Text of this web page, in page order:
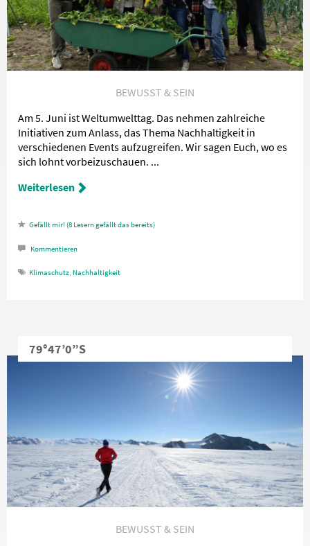
BEWUSST & SEIN
Am 5. Juni ist Weltumwelttag. Das nehmen zahlreiche
Initiativen zum Anlass, das Thema Nachhaltigkeit in
verschiedenen Events aufzugreifen. Wir sagen Euch, wo es
sich lohnt vorbeizuschauen. ...
Weiterlesen
8 Lesern gefällt das
Kommentieren
Klimaschutz, Nachhaltigkeit
79°47’0”S
BEWUSST & SEIN